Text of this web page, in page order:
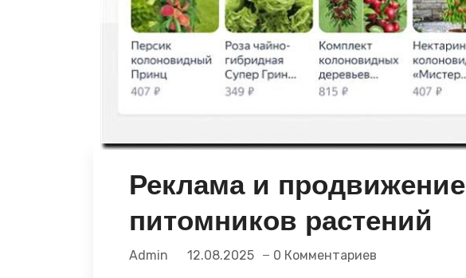
Реклама и продвижение
питомников растений
Admin 12.08.2025 0 Комментариев